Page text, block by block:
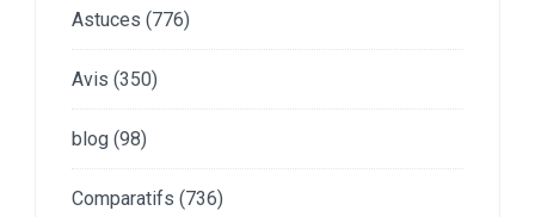
Astuces (776)
Avis (350)
blog (98)
Comparatifs (736)